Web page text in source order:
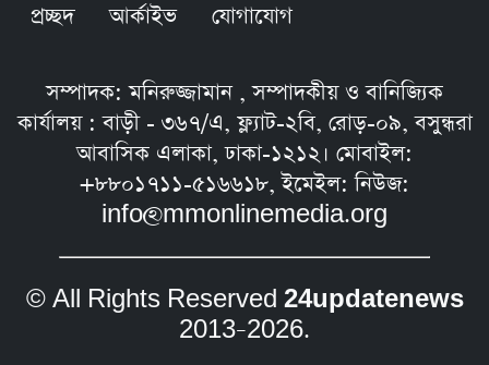
প্রচ্ছদ আর্কাইভ যোগাযোগ
সম্পাদক: মনিরুজ্জামান , সম্পাদকীয় ও বানিজ্যিক
কার্যালয় : বাড়ী - ৩৬৭/এ, ফ্ল্যাট-২বি, রোড়-০৯, বসুন্ধরা
আবাসিক এলাকা, ঢাকা-১২১২। মোবাইল:
+৮৮০১৭১১-৫১৬৬১৮, ইমেইল: নিউজ:
info@mmonlinemedia.org
© All Rights Reserved 24updatenews
2013–2026.